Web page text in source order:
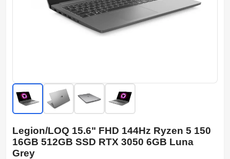
Legion/LOQ 15.6" FHD 144Hz Ryzen 5 150
16GB 512GB SSD RTX 3050 6GB Luna
Grey